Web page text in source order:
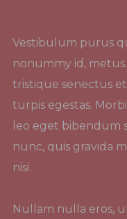
Vestibulum purus
nonummy id,
tristique senectus
turpis egestas.
leo eget bibendum
nunc, quis gravida
nisi.
Nullam nulla eros,